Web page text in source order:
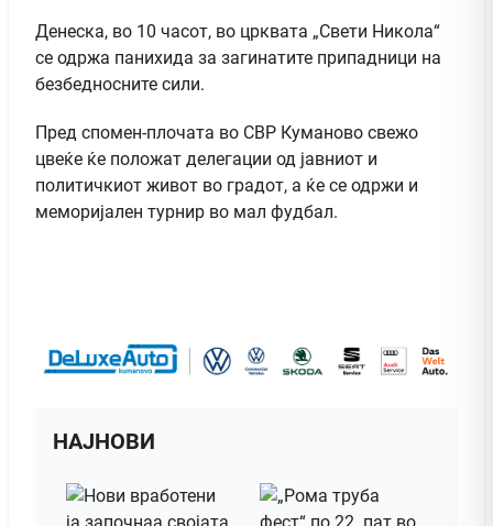
Денеска, во 10 часот, во црквата „Свети Никола“
се одржа панихида за загинатите припадници на
безбедносните сили.
Пред спомен-плочата во СВР Куманово свежо
цвеќе ќе положат делегации од јавниот и
политичкиот живот во градот, а ќе се одржи и
меморијален турнир во мал фудбал.
НАЈНОВИ